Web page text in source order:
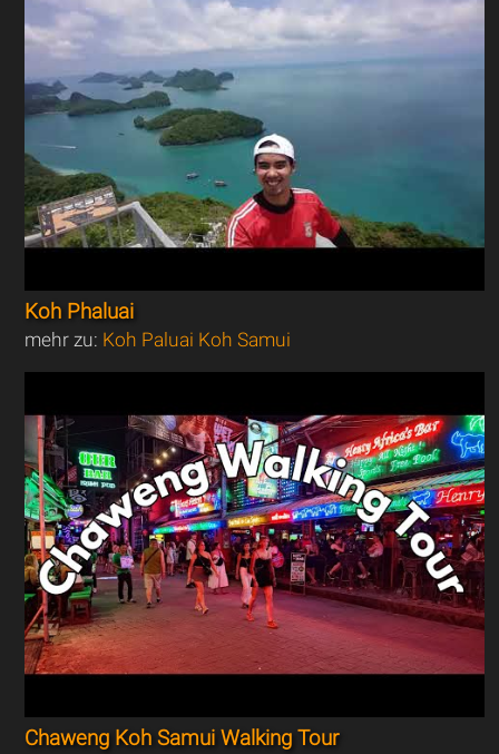
Koh Phaluai
mehr zu: Koh Paluai Koh Samui
Chaweng Koh Samui Walking Tour